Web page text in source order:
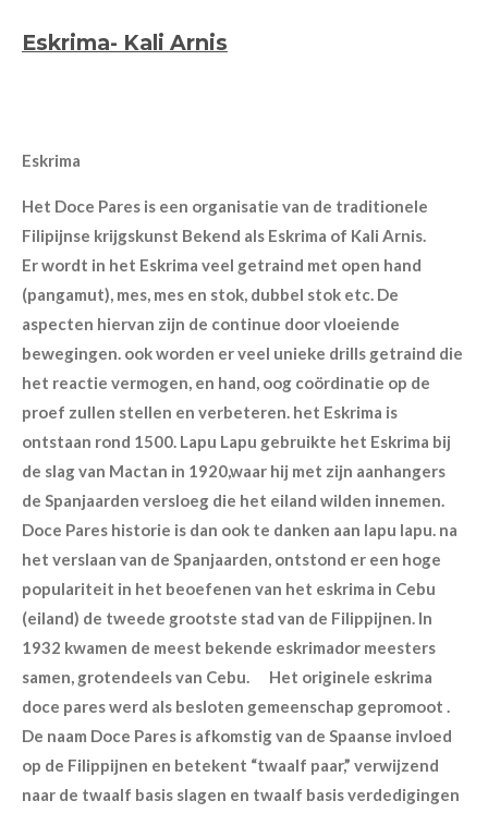
Eskrima- Kali Arnis
Eskrima
Het Doce Pares is een organisatie van de traditionele
Filipijnse krijgskunst Bekend als Eskrima of Kali Arnis.
Er wordt in het Eskrima veel getraind met open hand
(pangamut), mes, mes en stok, dubbel stok etc. De
aspecten hiervan zijn de continue door vloeiende
bewegingen. ook worden er veel unieke drills getraind die
het reactie vermogen, en hand, oog coördinatie op de
proef zullen stellen en verbeteren. het Eskrima is
ontstaan rond 1500. Lapu Lapu gebruikte het Eskrima bij
de slag van Mactan in 1920,waar hij met zijn aanhangers
de Spanjaarden versloeg die het eiland wilden innemen.
Doce Pares historie is dan ook te danken aan lapu lapu. na
het verslaan van de Spanjaarden, ontstond er een hoge
populariteit in het beoefenen van het eskrima in Cebu
(eiland) de tweede grootste stad van de Filippijnen. In
1932 kwamen de meest bekende eskrimador meesters
samen, grotendeels van Cebu. Het originele eskrima
doce pares werd als besloten gemeenschap gepromoot .
De naam Doce Pares is afkomstig van de Spaanse invloed
op de Filippijnen en betekent “twaalf paar,” verwijzend
naar de twaalf basis slagen en twaalf basis verdedigingen